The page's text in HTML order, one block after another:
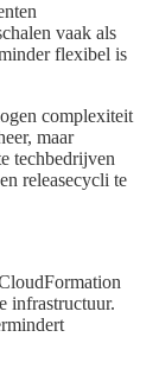
vaak als
flexibel is
complexiteit
maar
techbedrijven
releasecycli te
infrastructuur.